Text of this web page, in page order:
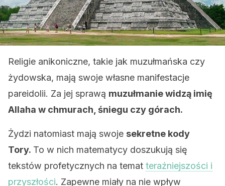
Religie anikoniczne, takie jak muzułmańska czy
żydowska, mają swoje własne manifestacje
pareidolii. Za jej sprawą muzułmanie widzą imię
Allaha w chmurach, śniegu czy górach.
Żydzi natomiast mają swoje sekretne kody
Tory. To w nich matematycy doszukują się
tekstów profetycznych na temat teraźniejszości i
przyszłości. Zapewne miały na nie wpływ